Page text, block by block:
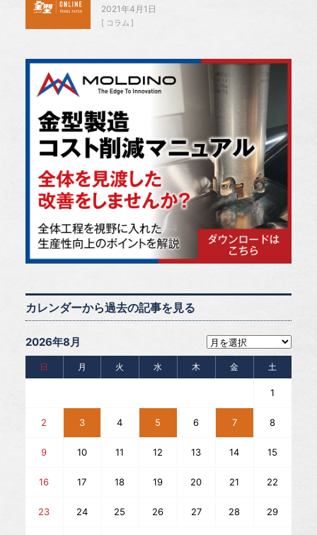
2021年4月1日
コラム
カレンダーから過去の記事を見る
2026年8月
日 月 火 水 木 金 土
1
2 3 4 5 6 7 8
9 10 11 12 13 14 15
16 17 18 19 20 21 22
23 24 25 26 27 28 29